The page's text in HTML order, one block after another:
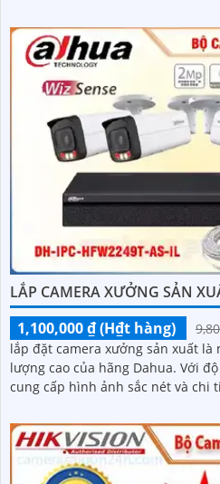
LẮP CAMERA XƯỞNG SẢN
1,100,000 ₫ (H₫t hàng)
lắp đặt camera xưởng sản xuất là
lượng cao của hãng Dahua. Với độ phân giải 4 megapixel, nó
cung cấp hình ảnh sắc nét và chi